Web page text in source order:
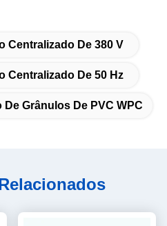
Centralizado De 380 V
Centralizado De 50 Hz
Grânulos De PVC WPC